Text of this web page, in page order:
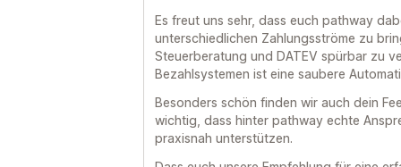
Es freut uns sehr, dass euch pathway
unterschiedlichen Zahlungsströme zu
Steuerberatung und DATEV spürbar zu
Bezahlsystemen ist eine saubere
Besonders schön finden wir auch dein
wichtig, dass hinter pathway echte
praxisnah unterstützen.